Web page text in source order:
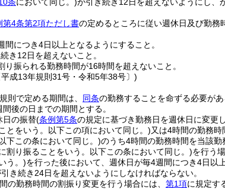
第4条第2項ただし書の定めるところに従い週休日及び勤
間につき4日以上となるようにすること。
き12日を超えないこと。
り振られる勤務時間が16時間を超えないこと。
成13年規則31号・令和5年38号〕)
則で定める期間は、 同条の勤務することを命ずる必要が
後の日までの期間とする。
日の振替(条例第5条の規定に基づき勤務日を週休日に変更
とをいう。以下この項において同じ。)又は4時間の勤務時
下この条において同じ。)のうち4時間の勤務時間を当該
割り振ることをいう。以下この条において同じ。)を行う
う。)を行った後において、週休日が毎4週間につき4日以
き続き24日を超えないようにしなければならない。
の勤務時間の割振り変更を行う場合には、 第1項に規定す